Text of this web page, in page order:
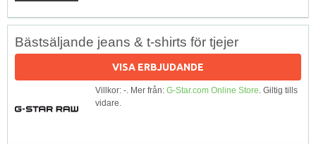
Bästsäljande jeans & t-shirts för tjejer
VISA ERBJUDANDE
Villkor: -. Mer från: G-Star.com Online Store. Giltig tills
vidare.